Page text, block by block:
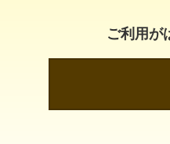
ご利用が